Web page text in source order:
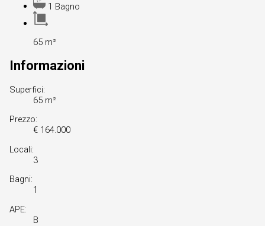
1 Bagno
65 m²
Informazioni
Superfici:
65 m²
Prezzo:
€ 164.000
Locali:
3
Bagni:
1
APE:
B